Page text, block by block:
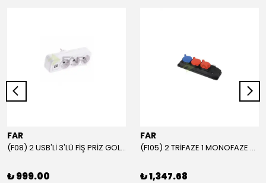
FAR
(F08) 2 USB'Lİ 3'LÜ FİŞ PRİZ GOLYAT
₺ 999.00
FAR
(F105) 2 TRİFAZE 1 MONOFAZE GRUP PRİZ
₺ 1,347.68